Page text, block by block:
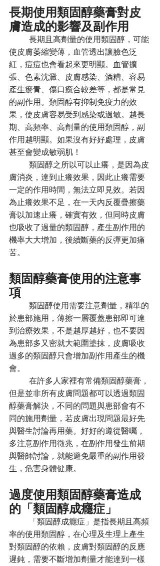
長期使用類固醇藥膏對皮
膚造成的影響及副作用
使皮膚萎縮變薄，血管透出讓臉色泛
紅，痘痘也會看起來更明顯。血管擴
張、色素沈澱、皮膚感染、酒糟、容易
產生瘀青、傷口癒合較差等，都是常見
的副作用。類固醇有抑制免疫力的效
果，使皮膚容易受到感染或過敏。越長
期、高頻率、高劑量的使用類固醇，副
作用越明顯。如果沒有好好處理，皮膚
甚至會變成敏弱肌！
膚消炎，達到止癢效果，因此止癢需要
一定的作用時間，無法立即見效。若因
為止癢效果不足，在一天內反覆疊擦藥
膏以加速止癢，確實有效，但同時皮膚
也吸收了過量的類固醇，產生副作用的
機率大大增加，後續斷藥的反彈更加痛
苦。
類固醇藥膏使用的注意事
項
於患部施用，薄擦一層覆蓋患部即可達
到治療效果，不是越厚越好，也不要因
為患部多又密就大範圍塗抹，皮膚吸收
過多的類固醇只會增加副作用產生的機
會。
但是並非所有皮膚問題都可以透過類固
醇藥膏解決，不同的問題與患部會有不
同的施用劑量，若皮膚出現問題最好先
與醫生討論再用藥。好好的遵從醫囑，
多注意副作用徵兆，在副作用發生前期
與醫師討論，就能避免嚴重的副作用發
生，危害身體健康。
過度使用類固醇藥膏造成
的「類固醇成癮症」
率的使用類固醇，在心理及生理上產生
對類固醇的依賴，皮膚對類固醇的反應
遲鈍，需要不斷增加劑量才能達到一樣